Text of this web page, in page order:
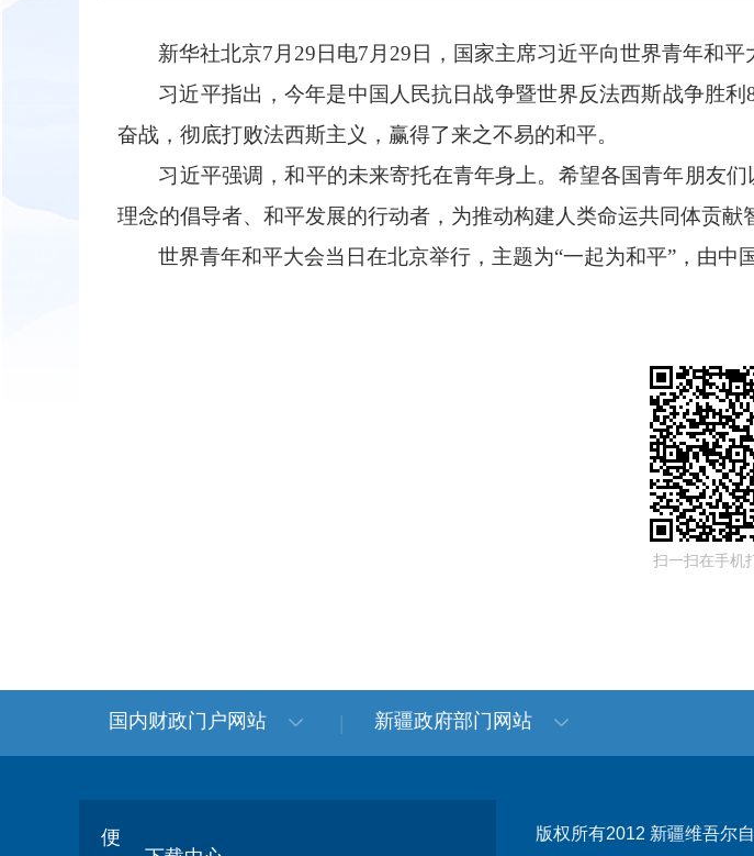
新华社北京7 月 29 日电7 月 29 日，国家主席习近平向世界青年和平
习近平指出，今年是中国人民抗日战争暨世界反法西斯战争胜利
奋战，彻底打败法西斯主义，赢得了来之不易的和平。
习近平强调，和平的未来寄托在青年身上。希望各国青年朋友
理念的倡导者、和平发展的行动者，为推动构建人类命运共同体贡献
世界青年和平大会当日在北京举行，主题为“一起为和平”，由中
扫一扫在手机
国内财政门户网站 新疆政府部门网站
便
版权所有2012 新疆维吾尔